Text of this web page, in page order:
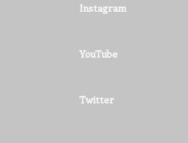
Instagram
YouTube
Twitter